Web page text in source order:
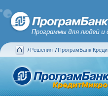
/ Решения /